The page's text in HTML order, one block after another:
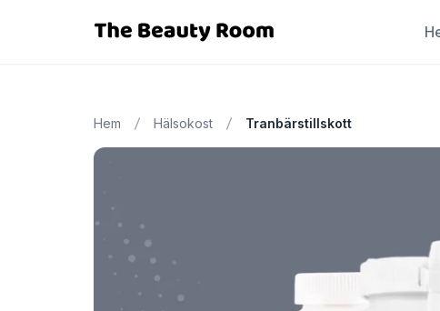
Hem Hälsokost Tranbärstillskott